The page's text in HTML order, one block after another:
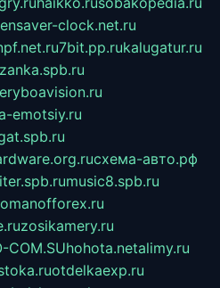
clock.net.ru
7bit.pp.rukalugatur.ru
emotsiy.ru
схема-авто.рф
music8.spb.ru
zosikamery.ru
COM.SUhohota.netalimy.ru
otdelkaexp.ru